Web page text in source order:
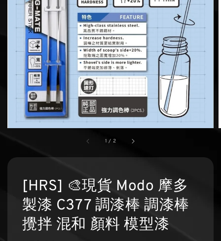
1 / 2
[HRS] 🎨現貨 Modo 摩多
製漆 C377 調漆棒 調漆棒
攪拌 混和 顏料 模型漆